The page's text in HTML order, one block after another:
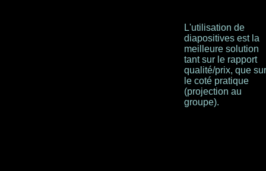
L'utilisation de
diapositives est la
meilleure solution
tant sur le rapport
qualité/prix, que sur
le coté pratique
(projection au
groupe).